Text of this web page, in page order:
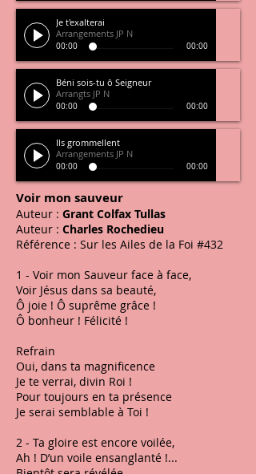
Je t'exalterai
Arrangements JP N
00:00 00:00
Béni sois-tu ô Seigneur
Arrangts JP N
00:00 00:00
Ils grommellent
Arrangements JP N
00:00 00:00
Voir mon sauveur
Auteur : Grant Colfax Tullas
Auteur : Charles Rochedieu
Référence : Sur les Ailes de la Foi #432
1 - Voir mon Sauveur face à face,
Voir Jésus dans sa beauté,
Ô joie ! Ô suprême grâce !
Ô bonheur ! Félicité !
Refrain
Oui, dans ta magnificence
Je te verrai, divin Roi !
Pour toujours en ta présence
Je serai semblable à Toi !
2 - Ta gloire est encore voilée,
Ah ! D’un voile ensanglanté !...